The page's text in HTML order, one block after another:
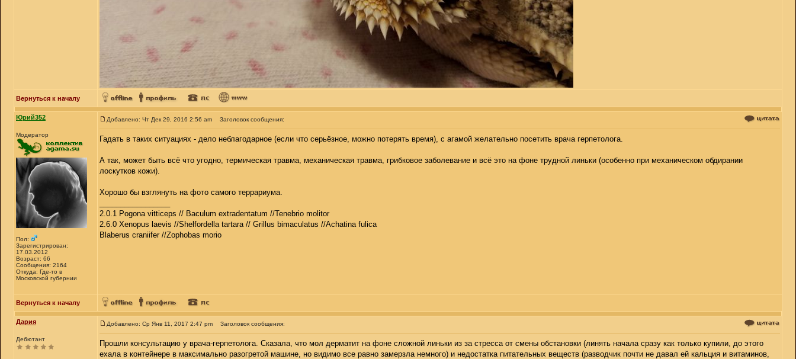
Вернуться к началу
Юрий352
Модератор
Пол:
Зарегистрирован:
17.03.2012
Возраст: 66
Сообщения: 2164
Откуда: Где-то в
Московской губернии
Добавлено: Чт Дек 29, 2016 2:56 am Заголовок сообщения:
Гадать в таких ситуациях - дело неблагодарное (если что серьёзное, можно потерять время), с агамой желательно посетить врача герпетолога.
А так, может быть всё что угодно, термическая травма, механическая травма, грибковое заболевание и всё это на фоне трудной линьки (особенно при механическом обдирании
лоскутков кожи).
Хорошо бы взглянуть на фото самого террариума.
2.0.1 Pogona vitticeps // Baculum extradentatum //Tenebrio molitor
2.6.0 Xenopus laevis //Shelfordella tartara // Grillus bimaculatus //Achatina fulica
Blaberus craniifer //Zophobas morio
Вернуться к началу
Дария
Дебютант
Добавлено: Ср Янв 11, 2017 2:47 pm Заголовок сообщения:
Прошли консультацию у врача-герпетолога. Сказала, что мол дерматит на фоне сложной линьки из за стресса от смены обстановки (линять начала сразу как только купили, до этого
ехала в контейнере в максимально разогретой машине, но видимо все равно замерзла немного) и недостатка питательных веществ (разводчик почти не давал ей кальция и витаминов,